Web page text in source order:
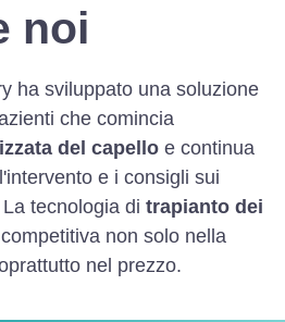
noi
ha sviluppato una soluzione
che comincia
del capello e continua
e i consigli sui
tecnologia di trapianto dei
non solo nella
nel prezzo.